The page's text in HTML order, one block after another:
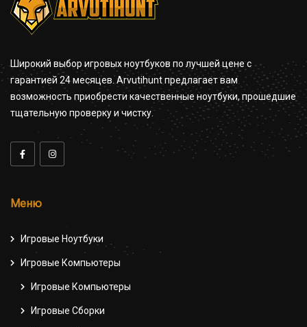
Широкий выбор игровых ноутбуков по лучшей цене с
гарантией 24 месяцев. Arvutihunt предлагает вам
возможность приобрести качественные ноутбуки, прошедшие
тщательную проверку и чистку.
Меню
Игровые Ноутбуки
Игровые Компьютеры
Игровые Компьютеры
Игровые Сборки